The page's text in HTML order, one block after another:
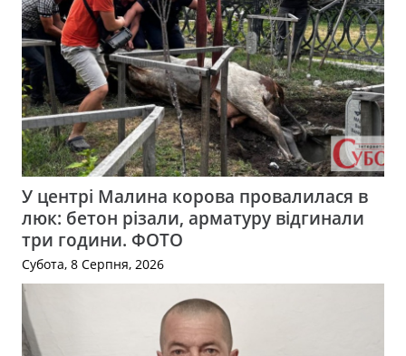
У центрі Малина корова провалилася в
люк: бетон різали, арматуру відгинали
три години. ФОТО
Субота, 8 Серпня, 2026